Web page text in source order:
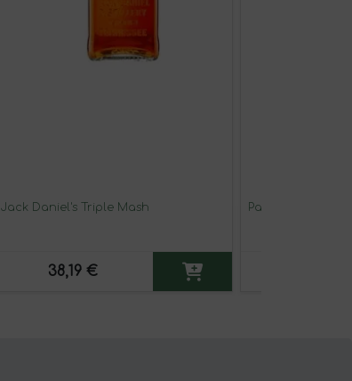
Jack Daniel's Triple Mash
38,19 €
Paseante La